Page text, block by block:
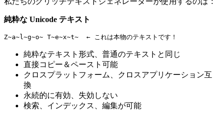
純粋な Unicode テキスト
純粋なテキスト形式、普通のテキストと同じ
直接コピー＆ペースト可能
クロスプラットフォーム、クロスアプリケーション互
換
永続的に有効、失効しない
検索、インデックス、編集が可能